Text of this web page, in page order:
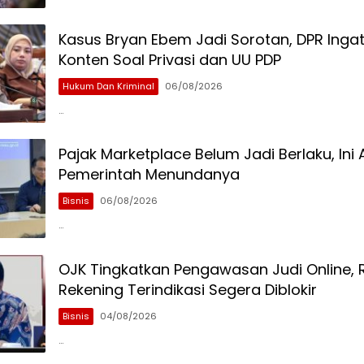
Kasus Bryan Ebem Jadi Sorotan, DPR
Konten Soal Privasi dan UU PDP
Hukum Dan Kriminal 06/08/2026
…
Pajak Marketplace Belum Jadi Berlaku, Ini
Pemerintah Menundanya
Bisnis 06/08/2026
…
OJK Tingkatkan Pengawasan Judi Online,
Rekening Terindikasi Segera Diblokir
Bisnis 04/08/2026
…